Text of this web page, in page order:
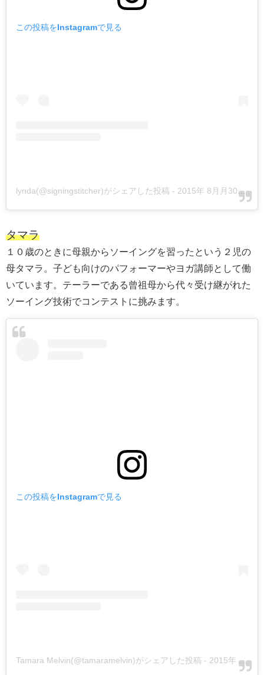
この投稿をInstagramで見る
lynda(@signingstitcher)がシェアした投稿 - 2015年 8月月30日午前6時09分PDT
タマラ
１０歳のときに母親からソーイングを習ったという２児の
母タマラ。子ども向けのパフォーマーやヨガ講師として働
いています。テーラーである曾祖母から代々受け継がれた
ソーイング技術でコンテストに挑みます。
この投稿をInstagramで見る
Tamara Melvin(@tamaramelvin)がシェアした投稿 - 2015年 7月月21日午後1時13分PDT